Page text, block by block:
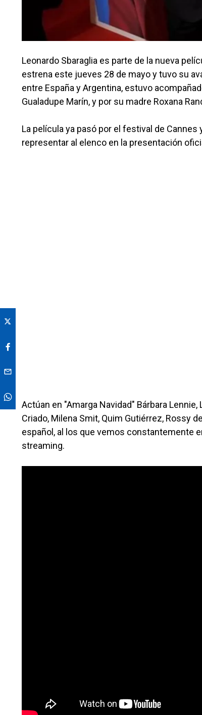
Leonardo Sbaraglia es parte de la nueva
estrena este jueves 28 de mayo y tuvo su
entre España y Argentina, estuvo
Gualadupe Marín, y por su madre Roxana
La película ya pasó por el festival de Cannes
representar al elenco en la presentación
Actúan en "Amarga Navidad" Bárbara
Criado, Milena Smit, Quim Gutiérrez, Rossy
español, al los que vemos constantemente
streaming.